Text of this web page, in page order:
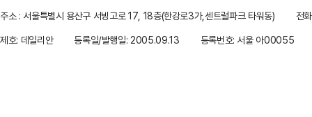
주소 : 서울특별시 용산구 서빙고로 17, 18층(한강로3가,센트럴파크 타워동)
전
제호: 데일리안
등록일/발행일: 2005.09.13 등록번호: 서울 아00055